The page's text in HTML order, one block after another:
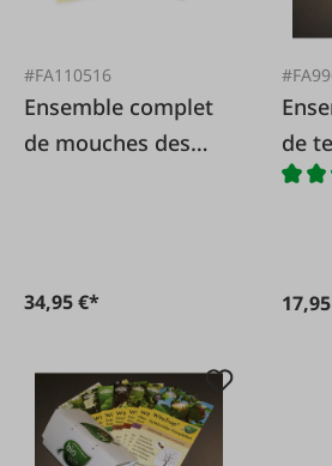
#FA110516
Ensemble complet
de mouches des
34,95 €*
de